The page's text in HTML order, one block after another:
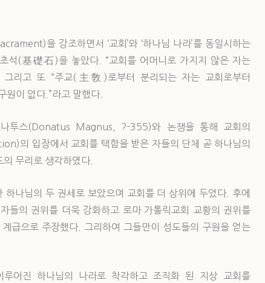
을 강조하면서 ‘교회’와 ‘하나님 나라’를 동일시하는
석(基礎石)을 놓았다. “교회를 어머니로 가지지 않은 자는
리고 또 “주교(主敎)로부터 분리되는 자는 교회로부터
원이 없다.”라고 말했다.
스(Donatus Magnus, ?-355)와 논쟁을 통해 교회의
의 입장에서 교회를 택함을 받은 자들의 단체 곧 하나님의
무리로 생각하였다.
하나님의 두 권세로 보았으며 교회를 더 상위에 두었다. 후에
의 권위를 더욱 강화하고 로마 가톨릭교회 교황의 권위를
급으로 주장했다. 그리하여 그들만이 성도들의 구원을 얻는
어진 하나님의 나라로 착각하고 조직화 된 지상 교회를